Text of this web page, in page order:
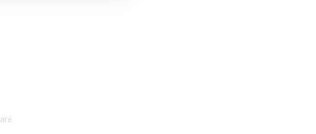
i našim partnerům
odstraňování chyb,